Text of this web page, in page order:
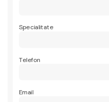
Specialitate
Telefon
Email